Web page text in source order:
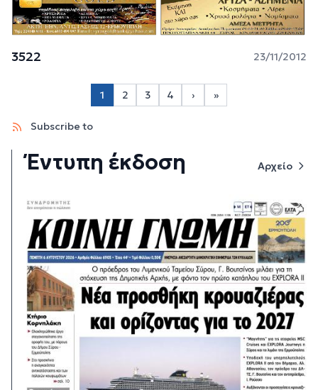
3522 23/11/2012
Σελιδοποίηση
1 Page 2
2 Page 3
3 Page 4
4
Next page
›
Last page
»
Subscribe to
Έντυπη έκδοση Αρχείο